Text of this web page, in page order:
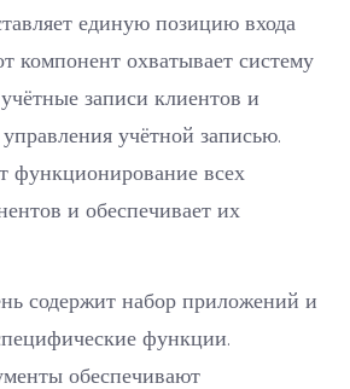
единую позицию входа
компонент охватывает систему
записи клиентов и
учётной записью.
функционирование всех
и обеспечивает их
содержит набор приложений и
функции.
обеспечивают